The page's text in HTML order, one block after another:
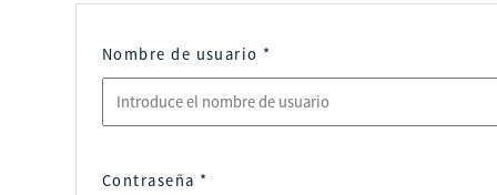
Nombre de usuario *
Contraseña *